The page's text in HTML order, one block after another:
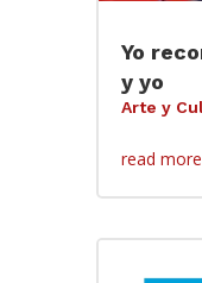
Yo
y yo
Arte y
read more